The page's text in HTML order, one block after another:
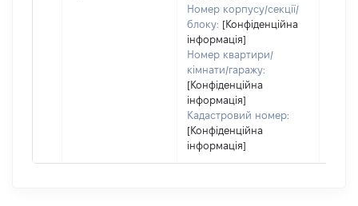
Номер корпусу/секції/
блоку: [Конфіденційна
інформація]
Номер квартири/
кімнати/гаражу:
[Конфіденційна
інформація]
Кадастровий номер:
[Конфіденційна
інформація]